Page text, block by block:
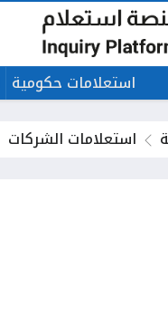
استعلامات حكومية
استعلامات الشركات